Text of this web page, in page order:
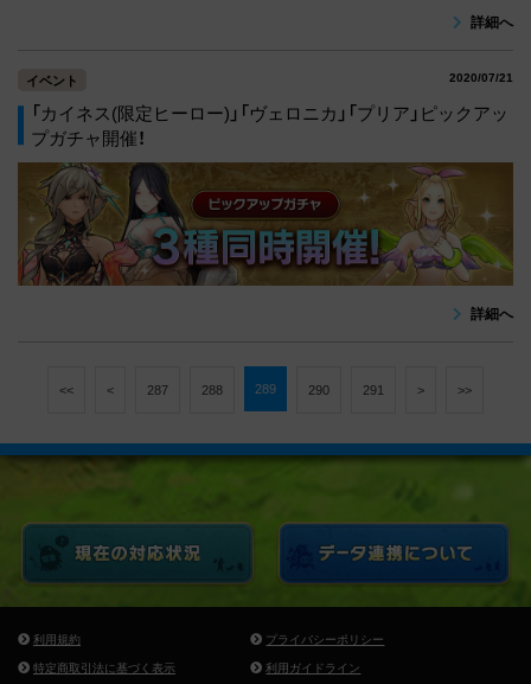
詳細へ
イベント 2020/07/21
「カイネス(限定ヒーロー)」「ヴェロニカ」「プリア」ピックアッ
プガチャ開催！
詳細へ
<< < 287 288 289 290 291 > >>
利用規約
プライバシーポリシー
特定商取引法に基づく表示
利用ガイドライン